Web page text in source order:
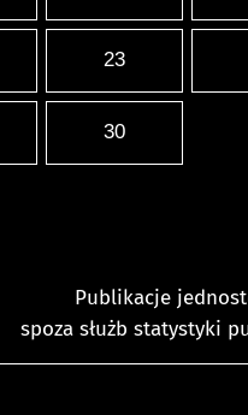
23
30
Publikacje
spoza służb statystyki